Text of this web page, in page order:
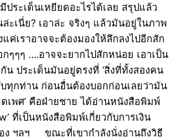
ระเด็นเหยียดอะไรได้เลย สรุปแล้ว
ะเนี่ย? เอาล่ะ จริงๆ แล้วมันอยู่ในภาพ
ค่เราอาจจะต้องมองให้ลึกลงไปอีกสัก
ๆๆๆ ….อาจจะยากไปสักหน่อย เอาเป็น
น ประเด็นมันอยู่ตรงที่ ‘สิ่งที่ทั้งสองคน
ทุกท่าน ก่อนอื่นต้องบอกก่อนเลยว่ามัน
ดเพศ’ คือฝ่ายชาย ได้อ่านหนังสือพิมพ์
ที่เป็นหนังสือพิมพ์เกี่ยวกับการเงิน
อง ฯลฯ ขณะที่เขากำลังนั่งอ่านถึงวิธี